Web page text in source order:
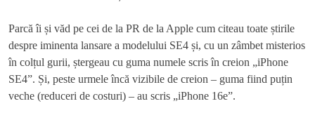
Parcă îi și văd pe cei de la PR de la Apple cum citeau toate știrile
despre iminenta lansare a modelului SE4 și, cu un zâmbet misterios
în colțul gurii, ștergeau cu guma numele scris în creion „iPhone
SE4”. Și, peste urmele încă vizibile de creion – guma fiind puțin
veche (reduceri de costuri) – au scris „iPhone 16e”.